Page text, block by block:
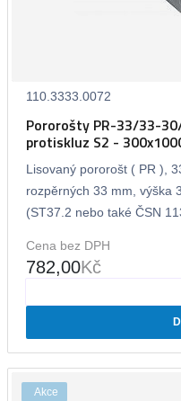
110.3333.0072
Pororošty PR-33/33-
protiskluz S2 -
Lisovaný pororošt ( PR ),
rozpěrných 33 mm, výška
(ST37.2 nebo také ČSN
Cena bez DPH
782,00Kč
Akce